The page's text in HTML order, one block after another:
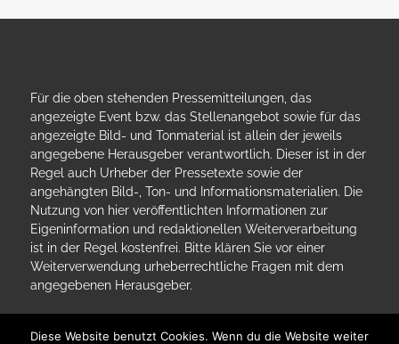
Für die oben stehenden Pressemitteilungen, das
angezeigte Event bzw. das Stellenangebot sowie für das
angezeigte Bild- und Tonmaterial ist allein der jeweils
angegebene Herausgeber verantwortlich. Dieser ist in der
Regel auch Urheber der Pressetexte sowie der
angehängten Bild-, Ton- und Informationsmaterialien. Die
Nutzung von hier veröffentlichten Informationen zur
Eigeninformation und redaktionellen Weiterverarbeitung
ist in der Regel kostenfrei. Bitte klären Sie vor einer
Weiterverwendung urheberrechtliche Fragen mit dem
angegebenen Herausgeber.
Diese Website benutzt Cookies. Wenn du die Website weiter